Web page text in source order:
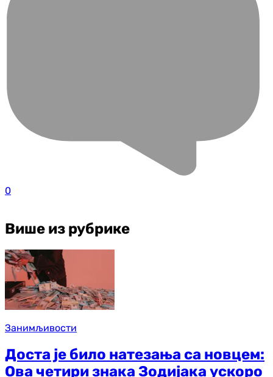
0
Више из рубрике
Занимљивости
Доста је било натезања са новцем:
Ова четири знака Зодијака ускоро